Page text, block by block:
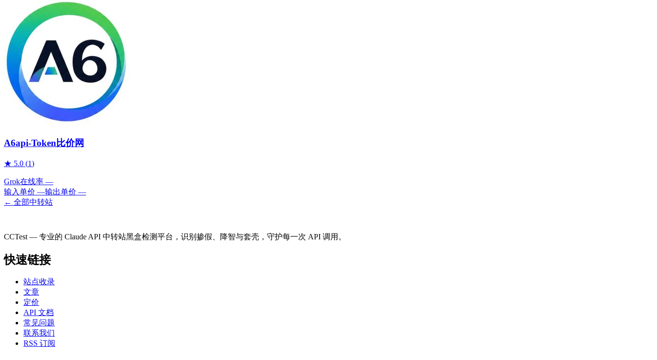
A6api-Token比价网
★ 5.0 (1)
Grok在线率 —
输入单价 —输出单价 —
← 全部中转站
CCTest — 专业的 Claude API 中转站黑盒检测平台，识别掺假、降智与套壳，守护每一次 API 调用。
快速链接
站点收录
文章
定价
API 文档
常见问题
联系我们
RSS 订阅